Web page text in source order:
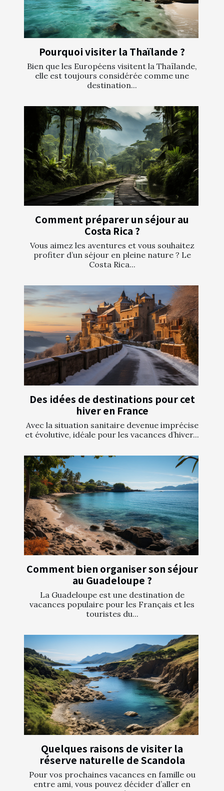
Pourquoi visiter la Thaïlande ?
Bien que les Européens visitent la Thaïlande,
elle est toujours considérée comme une
destination...
Comment préparer un séjour au
Costa Rica ?
Vous aimez les aventures et vous souhaitez
profiter d’un séjour en pleine nature ? Le
Costa Rica...
Des idées de destinations pour cet
hiver en France
Avec la situation sanitaire devenue imprécise
et évolutive, idéale pour les vacances d’hiver...
Comment bien organiser son séjour
au Guadeloupe ?
La Guadeloupe est une destination de
vacances populaire pour les Français et les
touristes du...
Quelques raisons de visiter la
réserve naturelle de Scandola
Pour vos prochaines vacances en famille ou
entre ami, vous pouvez décider d’aller en